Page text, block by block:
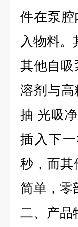
件在泵
入物料
其他自
溶剂与
抽 光吸
插入下
秒，而其
简单，零
二、产品